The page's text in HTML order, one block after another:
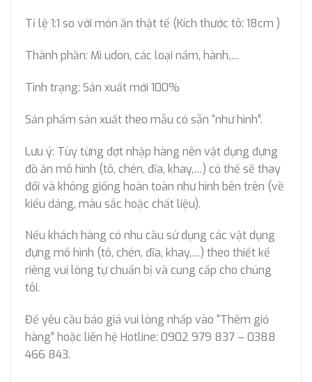
Tỉ lệ 1:1 so với món ăn thật tế (Kích thước tô: 18cm )
Thành phần: Mì udon, các loại nấm, hành,…
Tình trạng: Sản xuất mới 100%
Sản phẩm sản xuất theo mẫu có sẵn “như hình”.
Lưu ý: Tùy từng đợt nhập hàng nên vật dụng đựng
đồ ăn mô hình (tô, chén, đĩa, khay,…) có thể sẽ thay
đổi và không giống hoàn toàn như hình bên trên (về
kiểu dáng, màu sắc hoặc chất liệu).
Nếu khách hàng có nhu cầu sử dụng các vật dụng
đựng mô hình (tô, chén, đĩa, khay,…) theo thiết kế
riêng vui lòng tự chuẩn bị và cung cấp cho chúng
tôi.
Để yêu cầu báo giá vui lòng nhấp vào “Thêm giỏ
hàng” hoặc liên hệ Hotline: 0902 979 837 – 0388
466 843.